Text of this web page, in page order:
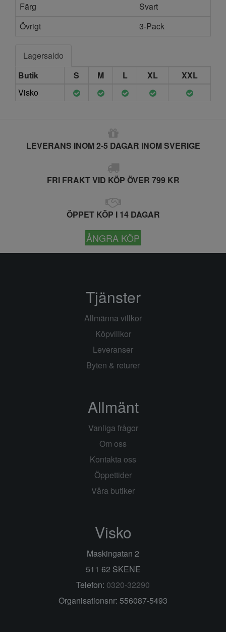
Färg
Svart
Övrigt
3-Pack
Lagersaldo
Butik
S M L XL
XXL
Visko
LEVERANS INOM 2-5 DAGAR INOM SVERIGE
FRI FRAKT VID KÖP ÖVER 799 KR
ÖPPET KÖP I 14 DAGAR
ÅNGRA KÖP
Tjänster
Allmänna villkor
Köpvillkor
Leveranser
Byten & returer
Allmänt
Vanliga frågor
Om oss
Kontakta oss
Öppettider
Våra butiker
Visko
Maskingatan 2
511 62 SKENE
Telefon: 0320-32290
Organisationsnr: 556087-5493